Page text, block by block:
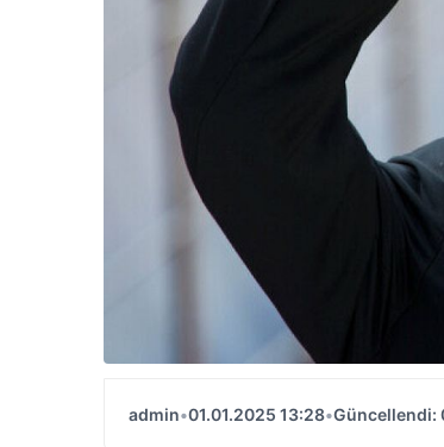
admin•01.01.2025 13:28•Güncellendi: